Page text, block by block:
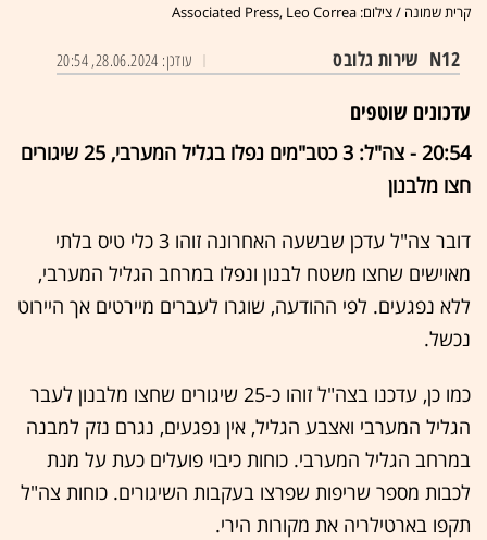
קרית שמונה / צילום: Associated Press, Leo Correa
N12 שירות גלובס עודכן: 28.06.2024, 20:54
עדכונים שוטפים
20:54 - צה"ל: 3 כטב"מים נפלו בגליל המערבי, 25 שיגורים
חצו מלבנון
דובר צה"ל עדכן שבשעה האחרונה זוהו 3 כלי טיס בלתי
מאוישים שחצו משטח לבנון ונפלו במרחב הגליל המערבי,
ללא נפגעים. לפי ההודעה, שוגרו לעברים מיירטים אך היירוט
נכשל.
כמו כן, עדכנו בצה"ל זוהו כ-25 שיגורים שחצו מלבנון לעבר
הגליל המערבי ואצבע הגליל, אין נפגעים, נגרם נזק למבנה
במרחב הגליל המערבי. כוחות כיבוי פועלים כעת על מנת
לכבות מספר שריפות שפרצו בעקבות השיגורים. כוחות צה"ל
תקפו בארטילריה את מקורות הירי.